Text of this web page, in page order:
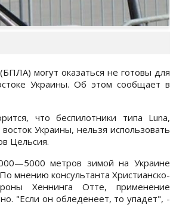
могут оказаться не готовы для
Украины. Об этом сообщает в
что беспилотники типа Luna,
Украины, нельзя использовать
Цельсия.
метров зимой на Украине
мнению консультанта Христианско-
Хеннинга Отте, применение
"Если он обледенеет, то упадет", -